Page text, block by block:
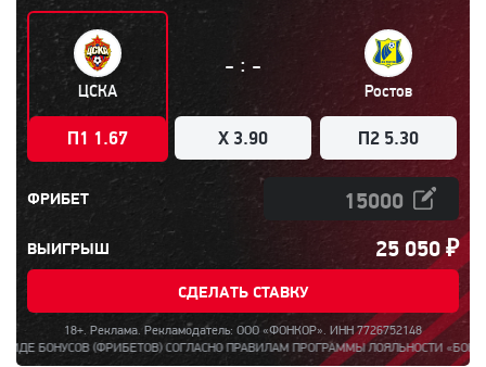
ЦСКА
П1 1.67
- : -
X 3.90
Ростов
П2 5.30
ФРИБЕТ
ВЫИГРЫШ 25 050₽
СДЕЛАТЬ СТАВКУ
18+. Реклама. Рекламодатель: ООО «ФОНКОР». ИНН 7726752148
СОГЛАСНО ПРАВИЛАМ ПРОГРАММЫ ЛОЯЛЬНОСТИ «БОНУС ЗА